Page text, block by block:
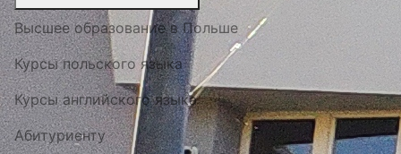
Высшее образование в Польше
Курсы польского языка
Курсы английского языка
Абитуриенту